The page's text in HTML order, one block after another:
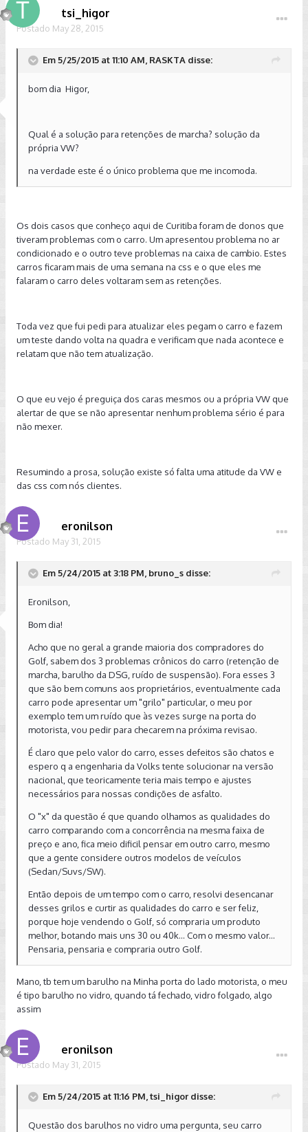
tsi_higor
Postado May 28, 2015
Em 5/25/2015 at 11:10 AM, RASKTA disse:
bom dia Higor,
Qual é a solução para retenções de marcha? solução da
própria VW?
na verdade este é o único problema que me incomoda.
Os dois casos que conheço aqui de Curitiba foram de donos que
tiveram problemas com o carro. Um apresentou problema no ar
condicionado e o outro teve problemas na caixa de cambio. Estes
carros ficaram mais de uma semana na css e o que eles me
falaram o carro deles voltaram sem as retenções.
Toda vez que fui pedi para atualizar eles pegam o carro e fazem
um teste dando volta na quadra e verificam que nada acontece e
relatam que não tem atualização.
O que eu vejo é preguiça dos caras mesmos ou a própria VW que
alertar de que se não apresentar nenhum problema sério é para
não mexer.
Resumindo a prosa, solução existe só falta uma atitude da VW e
das css com nós clientes.
eronilson
Postado May 31, 2015
Em 5/24/2015 at 3:18 PM, bruno_s disse:
Eronilson,
Bom dia!
Acho que no geral a grande maioria dos compradores do
Golf, sabem dos 3 problemas crônicos do carro (retenção de
marcha, barulho da DSG, ruído de suspensão). Fora esses 3
que são bem comuns aos proprietários, eventualmente cada
carro pode apresentar um "grilo" particular, o meu por
exemplo tem um ruído que às vezes surge na porta do
motorista, vou pedir para checarem na próxima revisao.
É claro que pelo valor do carro, esses defeitos são chatos e
espero q a engenharia da Volks tente solucionar na versão
nacional, que teoricamente teria mais tempo e ajustes
necessários para nossas condições de asfalto.
O "x" da questão é que quando olhamos as qualidades do
carro comparando com a concorrência na mesma faixa de
preço e ano, fica meio dificil pensar em outro carro, mesmo
que a gente considere outros modelos de veículos
(Sedan/Suvs/SW).
Então depois de um tempo com o carro, resolvi desencanar
desses grilos e curtir as qualidades do carro e ser feliz,
porque hoje vendendo o Golf, só compraria um produto
melhor, botando mais uns 30 ou 40k... Com o mesmo valor...
Pensaria, pensaria e compraria outro Golf.
Mano, tb tem um barulho na Minha porta do lado motorista, o meu
é tipo barulho no vidro, quando tá fechado, vidro folgado, algo
assim
eronilson
Postado May 31, 2015
Em 5/24/2015 at 11:16 PM, tsi_higor disse:
Questão dos barulhos no vidro uma pergunta, seu carro